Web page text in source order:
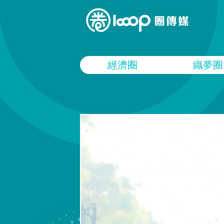
經濟圈 織夢圈